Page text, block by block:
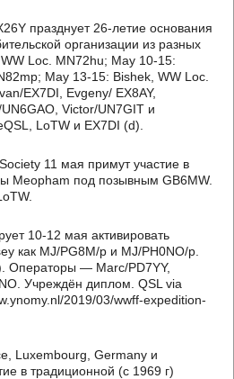
празднует 26-летие основания
организации из разных
Loc. MN72hu; May 10-15:
May 13-15: Bishek, WW Loc.
EX7DI, Evgeny/ EX8AY,
Victor/UN7GIT и
LoTW и EX7DI (d).
11 мая примут участие в
Meopham под позывным GB6MW.
10-12 мая активировать
как MJ/PG8M/p и MJ/PH0NO/p.
Операторы — Marc/PD7YY,
Учреждён диплом. QSL via
2019/03/wwff-expedition-
Luxembourg, Germany и
в традиционной (с 1969 г)